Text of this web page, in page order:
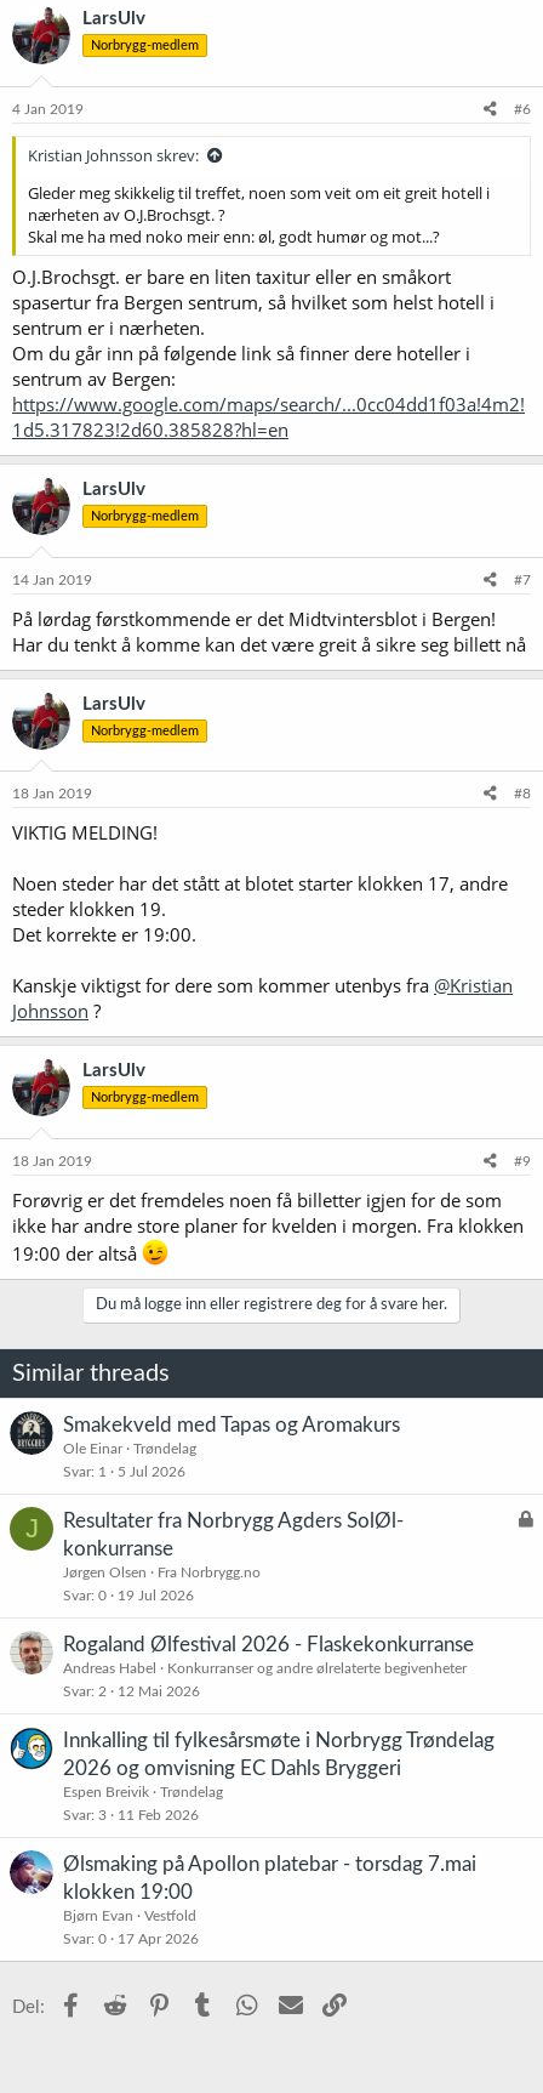
k
s
j
o
e
LarsUlv
Norbrygg-medlem
4 Jan 2019 #6
Kristian Johnsson skrev:
Gleder meg skikkelig til treffet, noen som veit om eit greit hotell i
nærheten av O.J.Brochsgt. ?
Skal me ha med noko meir enn: øl, godt humør og mot...?
O.J.Brochsgt. er bare en liten taxitur eller en småkort
spasertur fra Bergen sentrum, så hvilket som helst hotell i
sentrum er i nærheten.
Om du går inn på følgende link så finner dere hoteller i
sentrum av Bergen:
https://www.google.com/maps/search/...0cc04dd1f03a!4m2!
1d5.317823!2d60.385828?hl=en
LarsUlv
Norbrygg-medlem
14 Jan 2019 #7
På lørdag førstkommende er det Midtvintersblot i Bergen!
Har du tenkt å komme kan det være greit å sikre seg billett nå
LarsUlv
Norbrygg-medlem
18 Jan 2019 #8
VIKTIG MELDING!
Noen steder har det stått at blotet starter klokken 17, andre
steder klokken 19.
Det korrekte er 19:00.
Kanskje viktigst for dere som kommer utenbys fra @Kristian
Johnsson ?
LarsUlv
Norbrygg-medlem
18 Jan 2019 #9
Forøvrig er det fremdeles noen få billetter igjen for de som
ikke har andre store planer for kvelden i morgen. Fra klokken
19:00 der altså
Du må logge inn eller registrere deg for å svare her.
Similar threads
Smakekveld med Tapas og Aromakurs
Ole Einar
Trøndelag
Svar 1 5 Jul 2026
J
L
Resultater fra Norbrygg Agders SolØl-
konkurranse
Jørgen Olsen
Fra Norbrygg.no
Svar 0 19 Jul 2026
Rogaland Ølfestival 2026 - Flaskekonkurranse
Andreas Habel
Konkurranser og andre ølrelaterte begivenheter
Svar 2 12 Mai 2026
Innkalling til fylkesårsmøte i Norbrygg Trøndelag
2026 og omvisning EC Dahls Bryggeri
Espen Breivik
Trøndelag
Svar 3 11 Feb 2026
Ølsmaking på Apollon platebar - torsdag 7.mai
klokken 19:00
Bjørn Evan
Vestfold
Svar 0 17 Apr 2026
Del: Facebook
Reddit PinterestTumblr WhatsApp
E-post